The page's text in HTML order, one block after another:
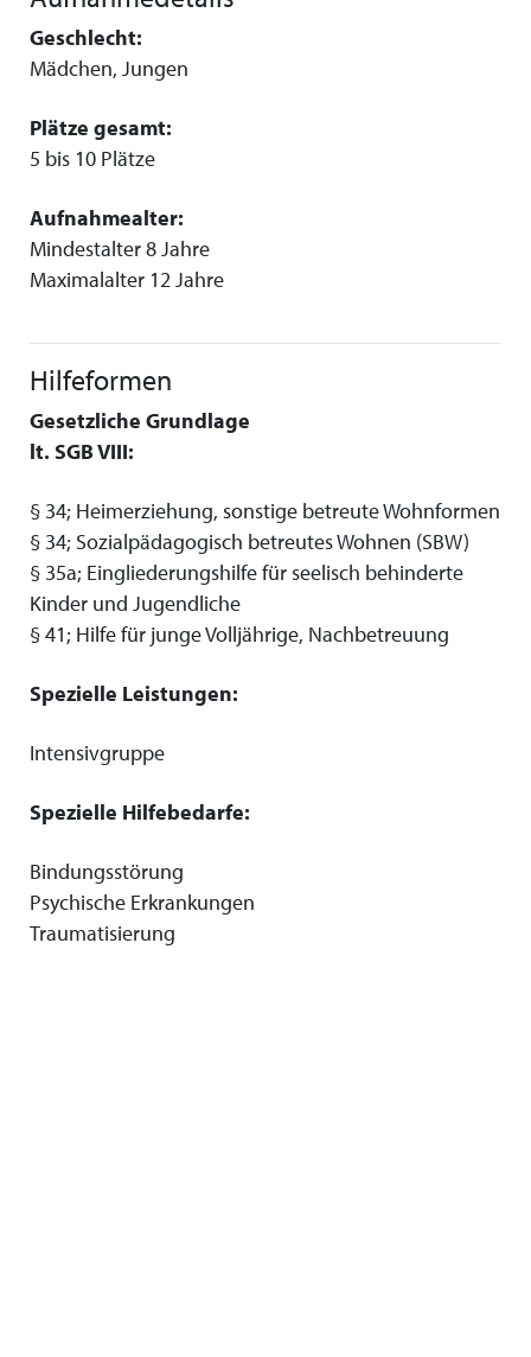
Geschlecht:
Mädchen, Jungen
Plätze gesamt:
5 bis 10 Plätze
Aufnahmealter:
Mindestalter 8 Jahre
Maximalalter 12 Jahre
Hilfeformen
Gesetzliche Grundlage
lt. SGB VIII:
§ 34; Heimerziehung, sonstige betreute Wohnformen
§ 34; Sozialpädagogisch betreutes Wohnen (SBW)
§ 35a; Eingliederungshilfe für seelisch behinderte
Kinder und Jugendliche
§ 41; Hilfe für junge Volljährige, Nachbetreuung
Spezielle Leistungen:
Intensivgruppe
Spezielle Hilfebedarfe:
Bindungsstörung
Psychische Erkrankungen
Traumatisierung